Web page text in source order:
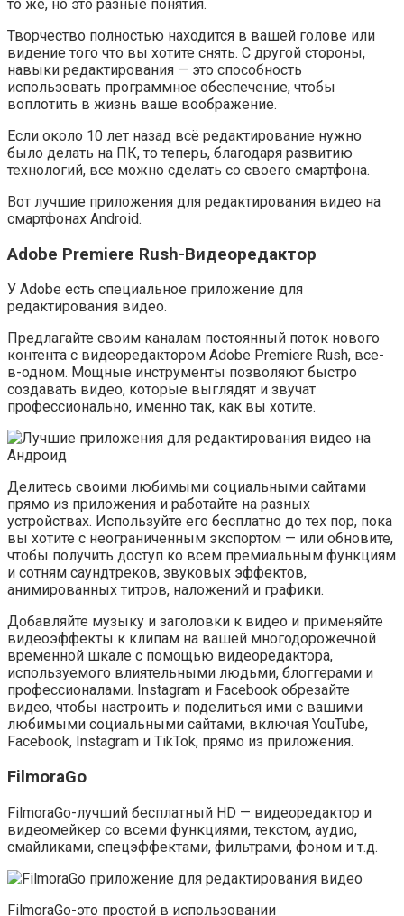
то же, но это разные понятия.
Творчество полностью находится в вашей голове или
видение того что вы хотите снять. С другой стороны,
навыки редактирования — это способность
использовать программное обеспечение, чтобы
воплотить в жизнь ваше воображение.
Если около 10 лет назад всё редактирование нужно
было делать на ПК, то теперь, благодаря развитию
технологий, все можно сделать со своего смартфона.
Вот лучшие приложения для редактирования видео на
смартфонах Android.
Adobe Premiere Rush-Видеоредактор
У Adobe есть специальное приложение для
редактирования видео.
Предлагайте своим каналам постоянный поток нового
контента с видеоредактором Adobe Premiere Rush, все-
в-одном. Мощные инструменты позволяют быстро
создавать видео, которые выглядят и звучат
профессионально, именно так, как вы хотите.
Делитесь своими любимыми социальными сайтами
прямо из приложения и работайте на разных
устройствах. Используйте его бесплатно до тех пор, пока
вы хотите с неограниченным экспортом — или обновите,
чтобы получить доступ ко всем премиальным функциям
и сотням саундтреков, звуковых эффектов,
анимированных титров, наложений и графики.
Добавляйте музыку и заголовки к видео и применяйте
видеоэффекты к клипам на вашей многодорожечной
временной шкале с помощью видеоредактора,
используемого влиятельными людьми, блоггерами и
профессионалами. Instagram и Facebook обрезайте
видео, чтобы настроить и поделиться ими с вашими
любимыми социальными сайтами, включая YouTube,
Facebook, Instagram и TikTok, прямо из приложения.
FilmoraGo
FilmoraGo-лучший бесплатный HD — видеоредактор и
видеомейкер со всеми функциями, текстом, аудио,
смайликами, спецэффектами, фильтрами, фоном и т.д.
FilmoraGo-это простой в использовании